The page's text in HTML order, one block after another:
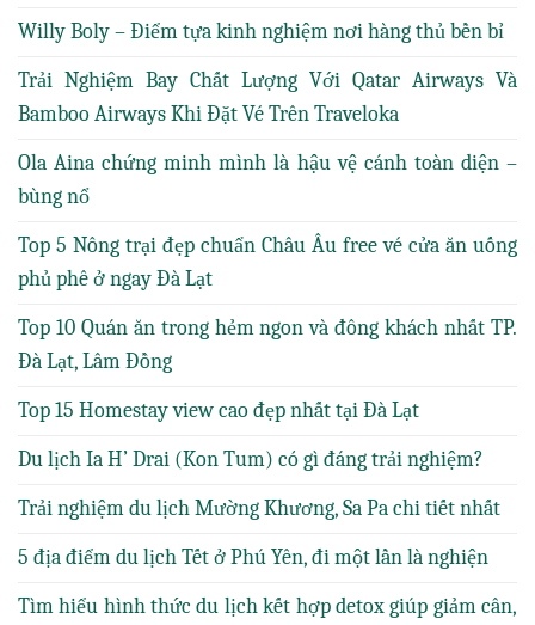
Willy Boly – Điểm tựa kinh nghiệm nơi hàng thủ bền bỉ
Trải Nghiệm Bay Chất Lượng Với Qatar Airways Và
Bamboo Airways Khi Đặt Vé Trên Traveloka
Ola Aina chứng minh mình là hậu vệ cánh toàn diện –
bùng nổ
Top 5 Nông trại đẹp chuẩn Châu Âu free vé cửa ăn uống
phủ phê ở ngay Đà Lạt
Top 10 Quán ăn trong hẻm ngon và đông khách nhất TP.
Đà Lạt, Lâm Đồng
Top 15 Homestay view cao đẹp nhất tại Đà Lạt
Du lịch Ia H’ Drai (Kon Tum) có gì đáng trải nghiệm?
Trải nghiệm du lịch Mường Khương, Sa Pa chi tiết nhất
5 địa điểm du lịch Tết ở Phú Yên, đi một lần là nghiện
Tìm hiểu hình thức du lịch kết hợp detox giúp giảm cân,